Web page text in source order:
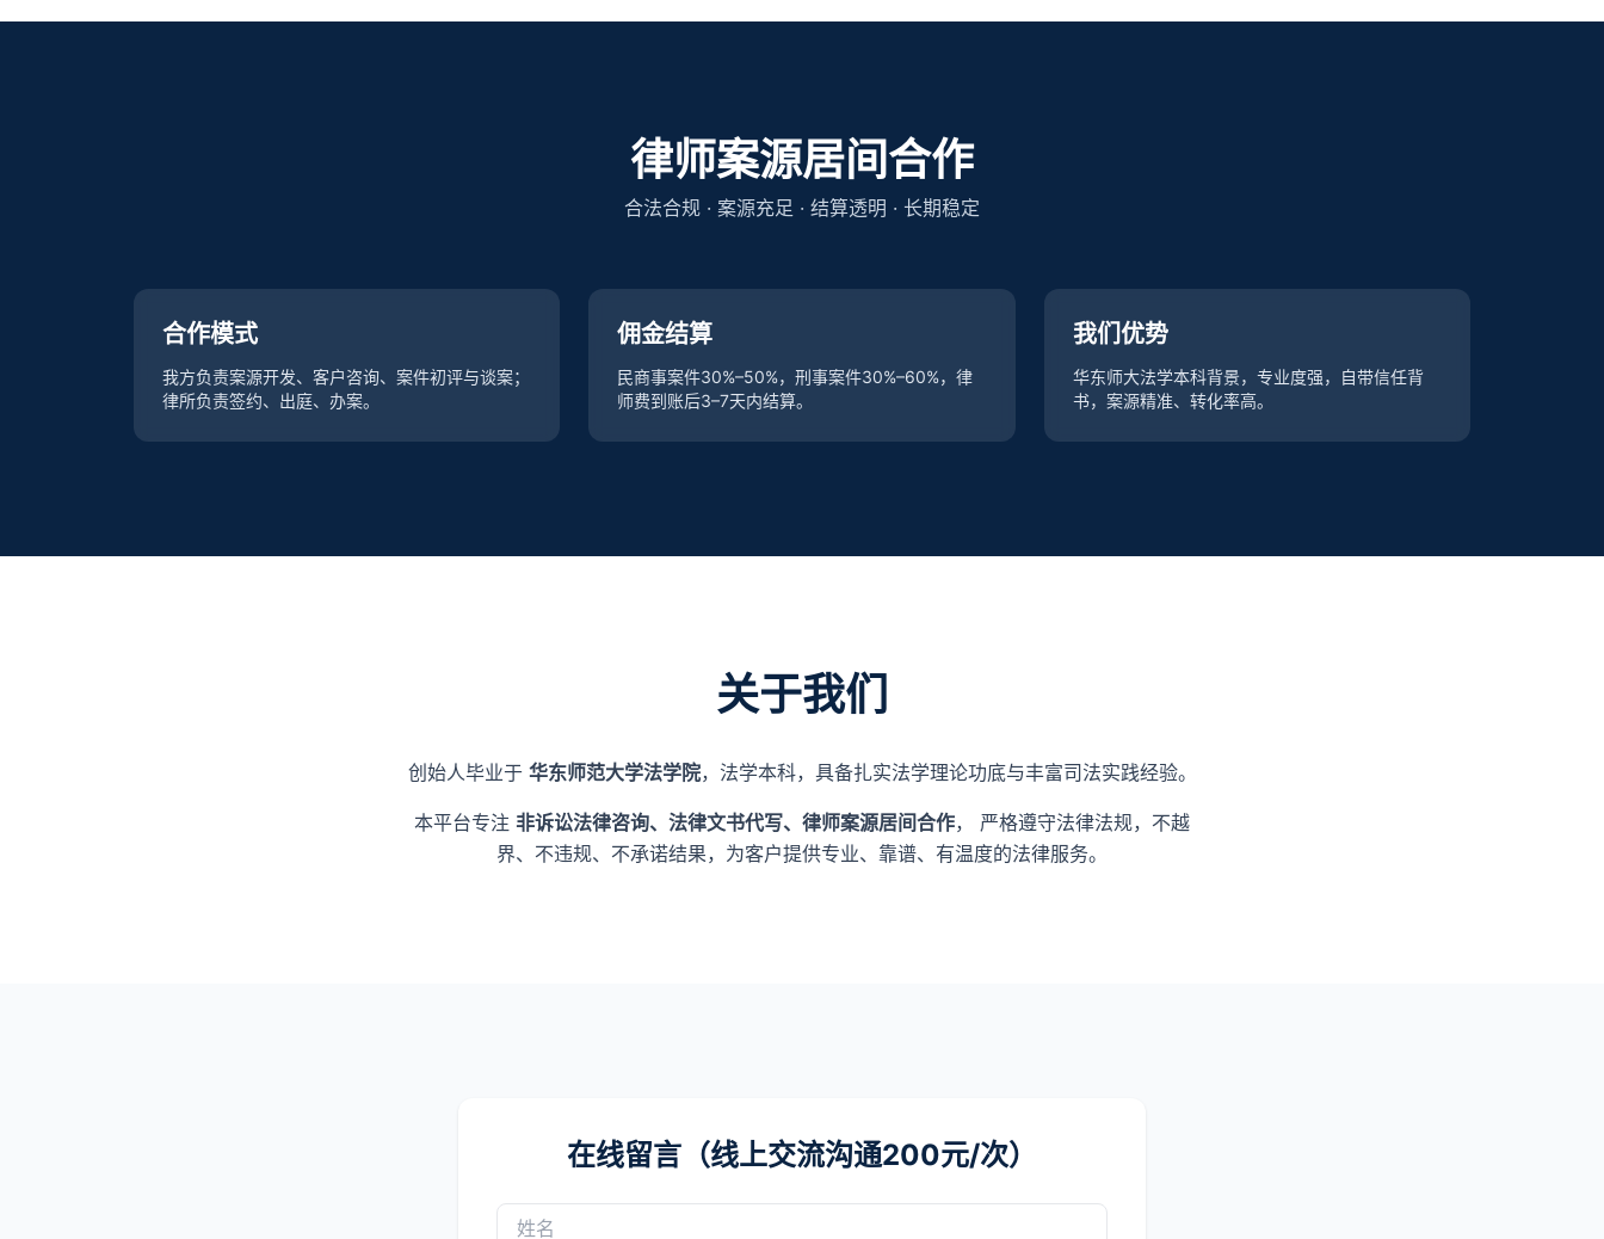
律师案源居间合作
合法合规 · 案源充足 · 结算透明 · 长期稳定
合作模式
我方负责案源开发、客户咨询、案件初评与谈案；
律所负责签约、出庭、办案。
佣金结算
民商事案件30%–50%，刑事案件30%–60%，律
师费到账后3–7天内结算。
我们优势
华东师大法学本科背景，专业度强，自带信任背
书，案源精准、转化率高。
关于我们
创始人毕业于 华东师范大学法学院，法学本科，具备扎实法学理论功底与丰富司法实践经验。
本平台专注 非诉讼法律咨询、法律文书代写、律师案源居间合作， 严格遵守法律法规，不越
界、不违规、不承诺结果，为客户提供专业、靠谱、有温度的法律服务。
在线留言（线上交流沟通200元/次）